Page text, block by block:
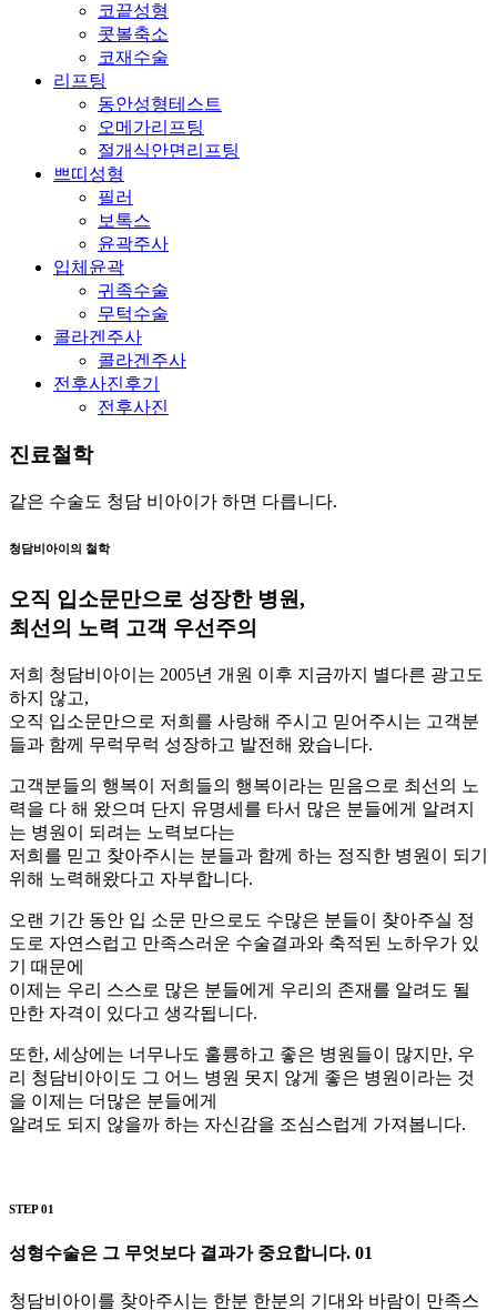
코끝성형
콧볼축소
코재수술
리프팅
동안성형테스트
오메가리프팅
절개식안면리프팅
쁘띠성형
필러
보톡스
윤곽주사
입체윤곽
귀족수술
무턱수술
콜라겐주사
콜라겐주사
전후사진후기
전후사진
진료철학
같은 수술도 청담 비아이가 하면 다릅니다.
청담비아이의 철학
오직 입소문만으로 성장한 병원,
최선의 노력 고객 우선주의
저희 청담비아이는 2005년 개원 이후 지금까지 별다른 광고도
하지 않고,
오직 입소문만으로 저희를 사랑해 주시고 믿어주시는 고객분
들과 함께 무럭무럭 성장하고 발전해 왔습니다.
고객분들의 행복이 저희들의 행복이라는 믿음으로 최선의 노
력을 다 해 왔으며 단지 유명세를 타서 많은 분들에게 알려지
는 병원이 되려는 노력보다는
저희를 믿고 찾아주시는 분들과 함께 하는 정직한 병원이 되기
위해 노력해왔다고 자부합니다.
오랜 기간 동안 입 소문 만으로도 수많은 분들이 찾아주실 정
도로 자연스럽고 만족스러운 수술결과와 축적된 노하우가 있
기 때문에
이제는 우리 스스로 많은 분들에게 우리의 존재를 알려도 될
만한 자격이 있다고 생각됩니다.
또한, 세상에는 너무나도 훌륭하고 좋은 병원들이 많지만, 우
리 청담비아이도 그 어느 병원 못지 않게 좋은 병원이라는 것
을 이제는 더많은 분들에게
알려도 되지 않을까 하는 자신감을 조심스럽게 가져봅니다.
STEP 01
성형수술은 그 무엇보다 결과가 중요합니다. 01
청담비아이를 찾아주시는 한분 한분의 기대와 바람이 만족스